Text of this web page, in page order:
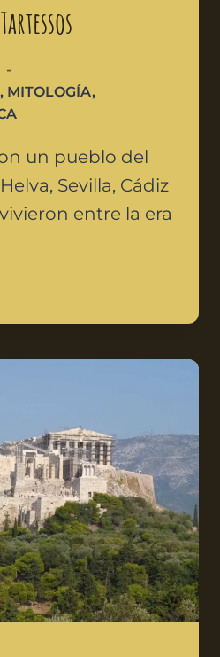
, MITOLOGÍA,
un pueblo del
Sevilla, Cádiz
entre la era